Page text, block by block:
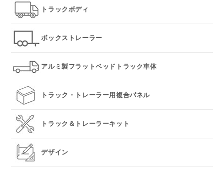
トラックボディ
ボックストレーラー
アルミ製フラットベッドトラック車体
トラック・トレーラー用複合パネル
トラック＆トレーラーキット
デザイン